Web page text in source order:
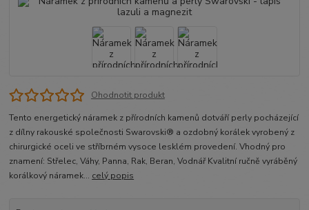
Ohodnotit produkt
Tento energetický náramek z přírodních kamenů dotváří perly pocházející
z dílny rakouské společnosti Swarovski® a ozdobný korálek vyrobený z
chirurgické oceli ve stříbrném vysoce lesklém provedení. Vhodný pro
znamení: Střelec, Váhy, Panna, Rak, Beran, Vodnář Kvalitní ručně vyráběný
korálkový náramek... celý popis